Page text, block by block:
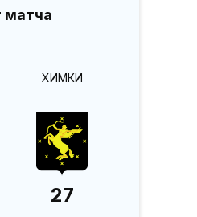
матча
ХИМКИ
27